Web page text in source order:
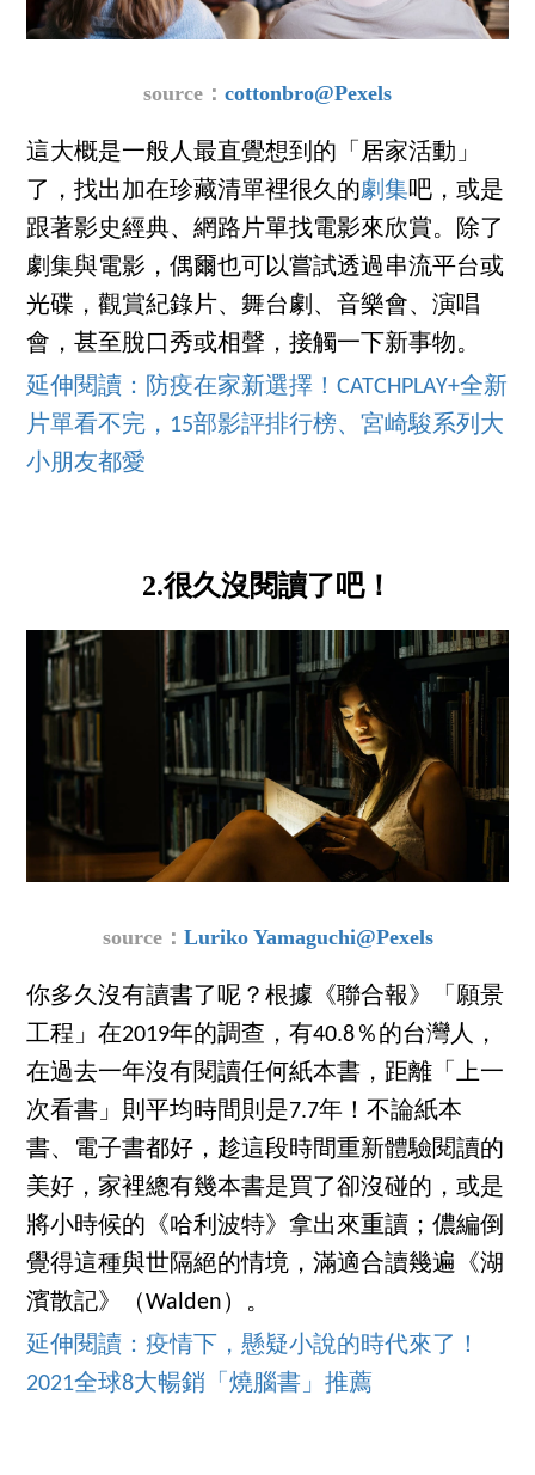
source： cottonbro@Pexels
這大概是一般人最直覺想到的「居家活動」
了，找出加在珍藏清單裡很久的劇集吧，或是
跟著影史經典、網路片單找電影來欣賞。除了
劇集與電影，偶爾也可以嘗試透過串流平台或
光碟，觀賞紀錄片、舞台劇、音樂會、演唱
會，甚至脫口秀或相聲，接觸一下新事物。
延伸閱讀：防疫在家新選擇！CATCHPLAY+全新
片單看不完，15部影評排行榜、宮崎駿系列大
小朋友都愛
2.很久沒閱讀了吧！
source： Luriko Yamaguchi@Pexels
你多久沒有讀書了呢？根據《聯合報》「願景
工程」在2019年的調查，有40.8％的台灣人，
在過去一年沒有閱讀任何紙本書，距離「上一
次看書」則平均時間則是7.7年！不論紙本
書、電子書都好，趁這段時間重新體驗閱讀的
美好，家裡總有幾本書是買了卻沒碰的，或是
將小時候的《哈利波特》拿出來重讀；儂編倒
覺得這種與世隔絕的情境，滿適合讀幾遍《湖
濱散記》（Walden）。
延伸閱讀：疫情下，懸疑小說的時代來了！
2021全球8大暢銷「燒腦書」推薦